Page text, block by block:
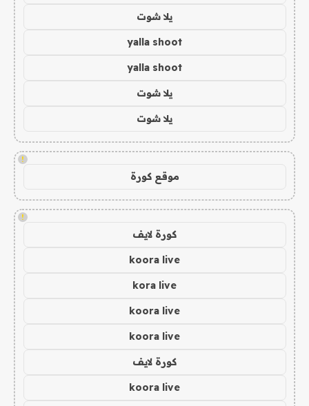
يلا شوت
yalla shoot
yalla shoot
يلا شوت
يلا شوت
!
موقع كورة
!
كورة لايف
koora live
kora live
koora live
koora live
كورة لايف
koora live